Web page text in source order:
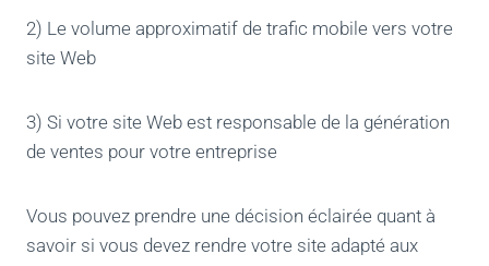
2) Le volume approximatif de trafic mobile vers votre
site Web
3) Si votre site Web est responsable de la génération
de ventes pour votre entreprise
Vous pouvez prendre une décision éclairée quant à
savoir si vous devez rendre votre site adapté aux